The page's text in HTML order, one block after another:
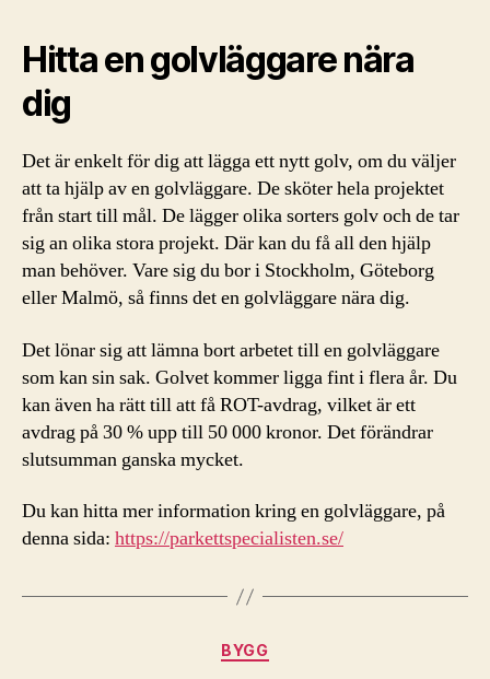
Hitta en golvläggare nära
dig
Det är enkelt för dig att lägga ett nytt golv, om du väljer
att ta hjälp av en golvläggare. De sköter hela projektet
från start till mål. De lägger olika sorters golv och de tar
sig an olika stora projekt. Där kan du få all den hjälp
man behöver. Vare sig du bor i Stockholm, Göteborg
eller Malmö, så finns det en golvläggare nära dig.
Det lönar sig att lämna bort arbetet till en golvläggare
som kan sin sak. Golvet kommer ligga fint i flera år. Du
kan även ha rätt till att få ROT-avdrag, vilket är ett
avdrag på 30 % upp till 50 000 kronor. Det förändrar
slutsumman ganska mycket.
Du kan hitta mer information kring en golvläggare, på
denna sida: https://parkettspecialisten.se/
Kategorier
BYGG